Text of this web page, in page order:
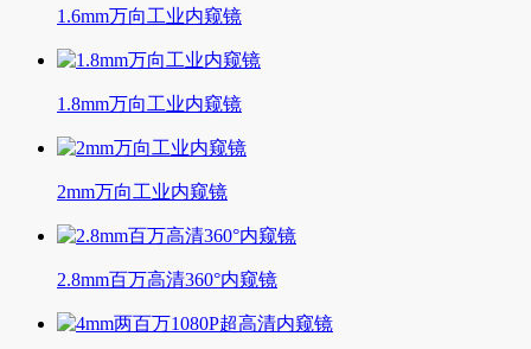
1.6mm万向工业内窥镜
1.8mm万向工业内窥镜
2mm万向工业内窥镜
2.8mm百万高清360°内窥镜